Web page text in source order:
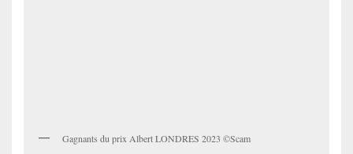
Gagnants du prix Albert LONDRES 2023 ©Scam